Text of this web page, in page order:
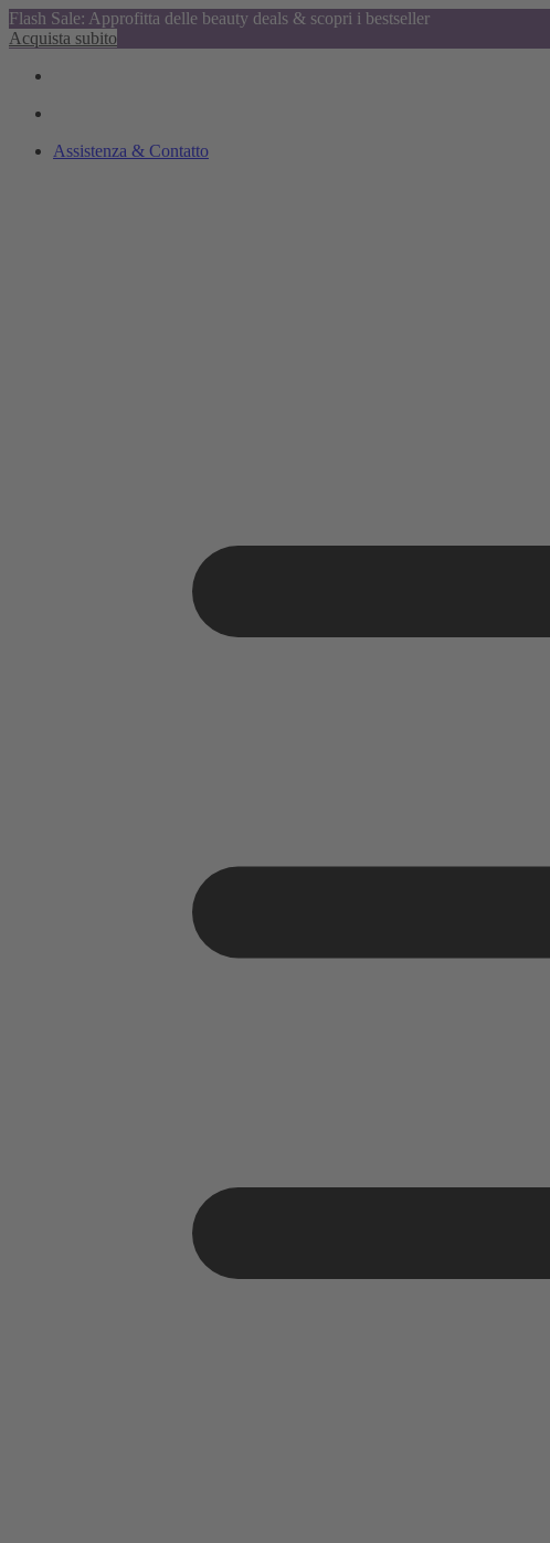
Flash Sale: Approfitta delle beauty deals & scopri i bestseller
Acquista subito
Assistenza & Contatto